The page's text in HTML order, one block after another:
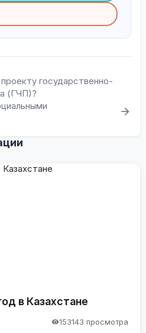
государственно-
(ГЧП)?
в Казахстане
153143 просмотра